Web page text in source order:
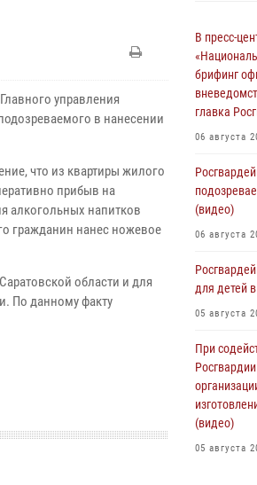
управления
в нанесении
что из квартиры жилого
прибыв на
алкогольных напитков
гражданин нанес ножевое
области и для
По данному факту
В пресс-
брифинг
главка
06 августа
(видео)
06 августа
для детей
05 августа
При
(видео)
05 августа